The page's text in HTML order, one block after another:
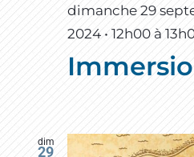
dimanche 29
2024 • 12h00 à
dim
29